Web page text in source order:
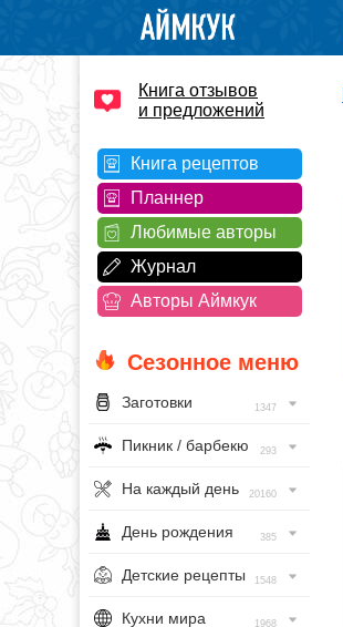
Книга отзывов
и предложений
Книга рецептов
Планнер
Любимые авторы
Журнал
Авторы Аймкук
Сезонное меню
Заготовки 1347
Пикник / барбекю 293
На каждый день 20160
День рождения 385
Детские рецепты 1548
Кухни мира 1968